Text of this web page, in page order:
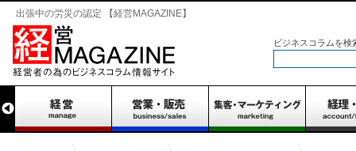
出張中の労災の認定 【経営MAGAZINE】
ビジネスコラムを検